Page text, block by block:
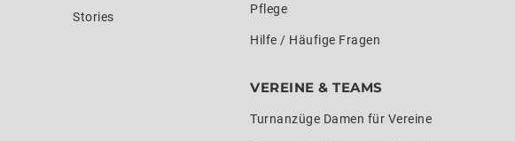
Stories
Pflege
Hilfe / Häufige Fragen
VEREINE & TEAMS
Turnanzüge Damen für Vereine